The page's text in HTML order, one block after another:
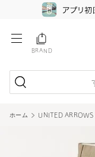
BRAND
ホーム UNITED